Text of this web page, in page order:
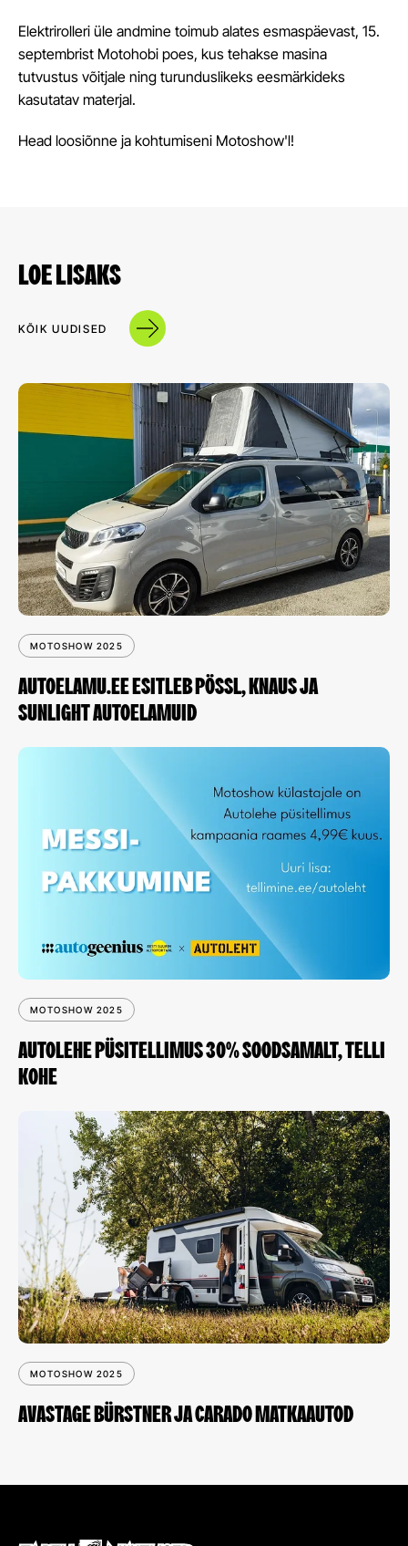
Elektrirolleri üle andmine toimub alates esmaspäevast, 15.
septembrist Motohobi poes, kus tehakse masina
tutvustus võitjale ning turunduslikeks eesmärkideks
kasutatav materjal.
Head loosiõnne ja kohtumiseni Motoshow'l!
LOE LISAKS
KÕIK UUDISED
MOTOSHOW 2025
AUTOELAMU.EE ESITLEB PÖSSL, KNAUS JA
SUNLIGHT AUTOELAMUID
MOTOSHOW 2025
AUTOLEHE PÜSITELLIMUS 30% SOODSAMALT, TELLI
KOHE
MOTOSHOW 2025
AVASTAGE BÜRSTNER JA CARADO MATKAAUTOD